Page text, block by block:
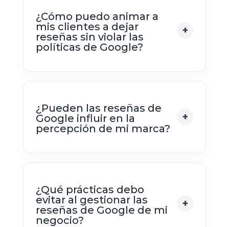
¿Cómo puedo animar a
mis clientes a dejar
reseñas sin violar las
políticas de Google?
¿Pueden las reseñas de
Google influir en la
percepción de mi marca?
¿Qué prácticas debo
evitar al gestionar las
reseñas de Google de mi
negocio?